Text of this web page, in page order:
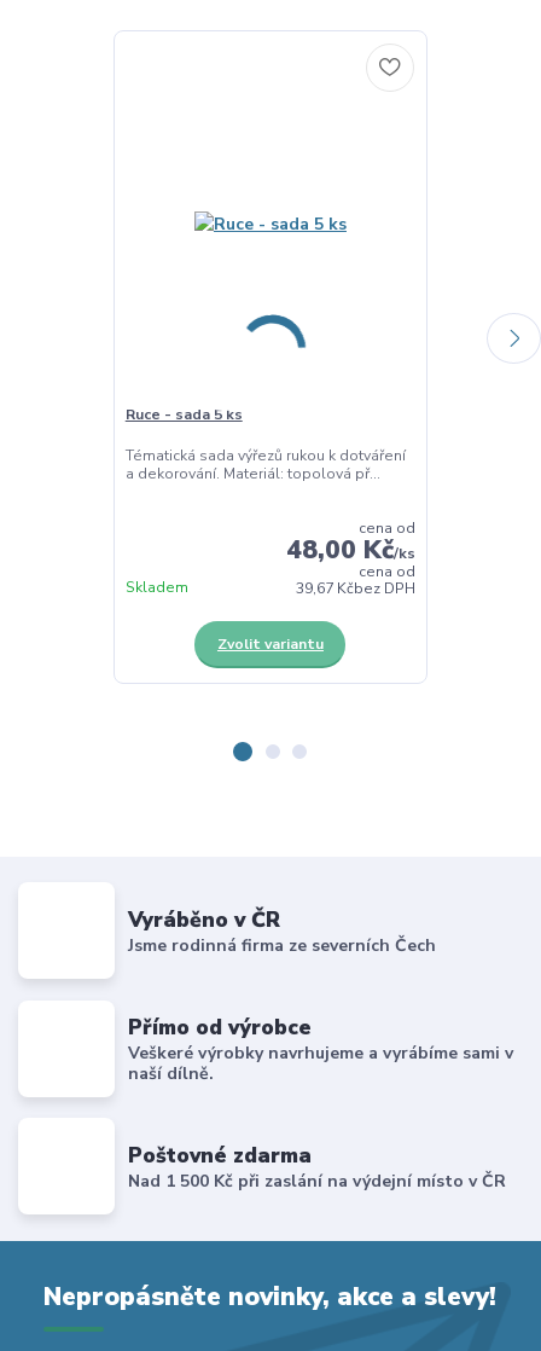
Ruce - sada 5 ks
Tématická sada výřezů rukou k dotváření
a dekorování. Materiál: topolová př...
cena od
48,00 Kč/ks
cena od
39,67 Kčbez DPH
Skladem
Zvolit variantu
Vyráběno v ČR
Jsme rodinná firma ze severních Čech
Přímo od výrobce
Veškeré výrobky navrhujeme a vyrábíme sami v
naší dílně.
Poštovné zdarma
Nad 1 500 Kč při zaslání na výdejní místo v ČR
Nepropásněte novinky, akce a slevy!